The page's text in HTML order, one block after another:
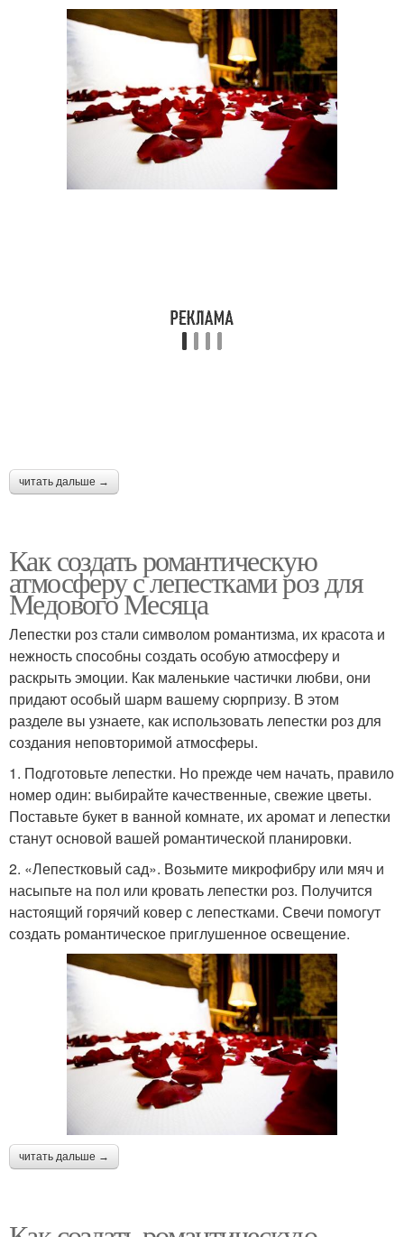
читать дальше →
Как создать романтическую
атмосферу с лепестками роз для
Медового Месяца
Лепестки роз стали символом романтизма, их красота и
нежность способны создать особую атмосферу и
раскрыть эмоции. Как маленькие частички любви, они
придают особый шарм вашему сюрпризу. В этом
разделе вы узнаете, как использовать лепестки роз для
создания неповторимой атмосферы.
1. Подготовьте лепестки. Но прежде чем начать, правило
номер один: выбирайте качественные, свежие цветы.
Поставьте букет в ванной комнате, их аромат и лепестки
станут основой вашей романтической планировки.
2. «Лепестковый сад». Возьмите микрофибру или мяч и
насыпьте на пол или кровать лепестки роз. Получится
настоящий горячий ковер с лепестками. Свечи помогут
создать романтическое приглушенное освещение.
читать дальше →